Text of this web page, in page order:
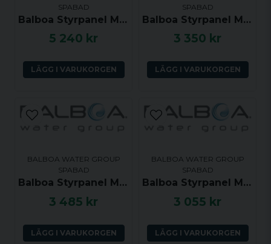
SPABAD
Balboa Styrpanel ML550 Long Touch Panel 2 Pump with Air or P3
5 240 kr
LÄGG I VARUKORGEN
SPABAD
Balboa Styrpanel ML260 - Jet, Aux, Temp, Light - 54270
3 350 kr
LÄGG I VARUKORGEN
BALBOA WATER GROUP
SPABAD
Balboa Styrpanel ML400 Touch Panel
3 485 kr
LÄGG I VARUKORGEN
BALBOA WATER GROUP
SPABAD
Balboa Styrpanel ML240 - Jets, Aux, Temp, Light - 54326
3 055 kr
LÄGG I VARUKORGEN
Knapplayout: Jets 2
Temp Jets 1 Ljus
Ja, ni får publicera min fråga